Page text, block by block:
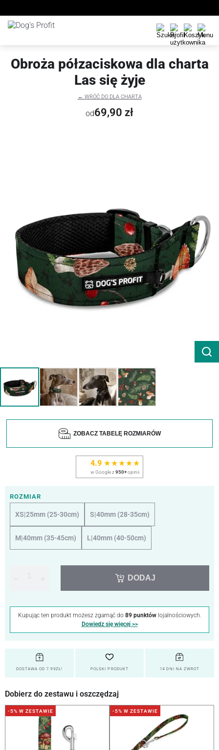
Obroża półzaciskowa dla charta
Las się żyje
← WRÓĆ DO DLA CHARTA
od69,90 zł
ZOBACZ TABELĘ ROZMIARÓW
4.9 ★★★★★
w Google z950+opinii
ROZMIAR
XS|25mm (25-30cm) S|40mm (28-35cm)
M|40mm (35-45cm) L|40mm (40-50cm)
DODAJ
Kupując ten produkt możesz zgarnąć do 89 punktówlojalnościowych.
Dowiedz się więcej >>
DOSTAWA OD 7.99ZŁ! POLSKI PRODUKT 14 DNI NA ZWROT
Dobierz do zestawu i oszczędzaj
-5% W ZESTAWIE -5% W ZESTAWIE